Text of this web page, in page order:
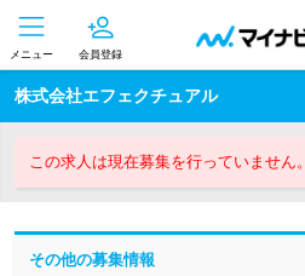
メニュー 会員登録
株式会社エフェクチュアル
この求人は現在募集を行っていません。
その他の募集情報